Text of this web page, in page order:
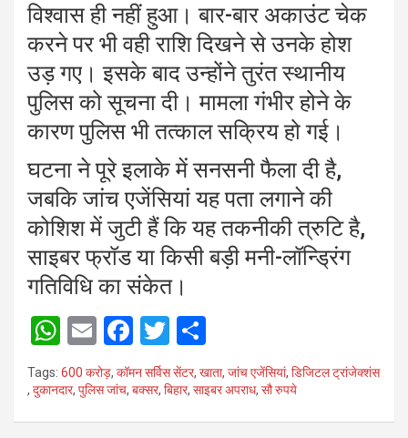
विश्वास ही नहीं हुआ। बार-बार अकाउंट चेक
करने पर भी वही राशि दिखने से उनके होश
उड़ गए। इसके बाद उन्होंने तुरंत स्थानीय
पुलिस को सूचना दी। मामला गंभीर होने के
कारण पुलिस भी तत्काल सक्रिय हो गई।
घटना ने पूरे इलाके में सनसनी फैला दी है,
जबकि जांच एजेंसियां यह पता लगाने की
कोशिश में जुटी हैं कि यह तकनीकी त्रुटि है,
साइबर फ्रॉड या किसी बड़ी मनी-लॉन्ड्रिंग
गतिविधि का संकेत।
W
h
at
s
E
m
ail
F
a
ce
b
T
wi
tt
er
h
ar
e
Tags: 600 करोड़, कॉमन सर्विस सेंटर, खाता, जांच एजेंसियां, डिजिटल ट्रांजेक्शंस
, दुकानदार, पुलिस जांच, बक्सर, बिहार, साइबर अपराध, सौ रुपये